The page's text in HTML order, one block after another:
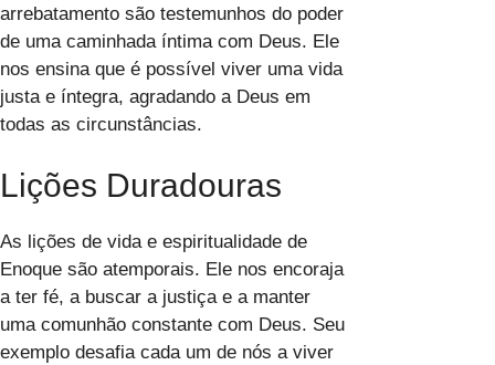
arrebatamento são testemunhos do poder
de uma caminhada íntima com Deus. Ele
nos ensina que é possível viver uma vida
justa e íntegra, agradando a Deus em
todas as circunstâncias.
Lições Duradouras
As lições de vida e espiritualidade de
Enoque são atemporais. Ele nos encoraja
a ter fé, a buscar a justiça e a manter
uma comunhão constante com Deus. Seu
exemplo desafia cada um de nós a viver